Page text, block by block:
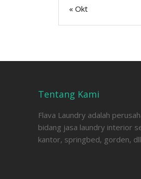
« Okt
Tentang Kami
Flava Laundry adalah
bidang jasa laundry interior
kantor, springbed, gorden,